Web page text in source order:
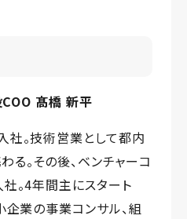
髙橋 新平
社。技術営業として都内
。その後、ベンチャーコ
。4年間主にスタート
企業の事業コンサル、組